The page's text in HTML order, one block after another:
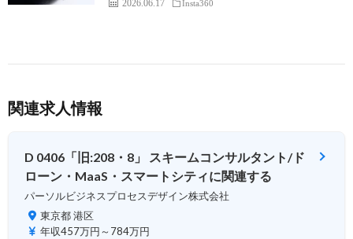
2026.06.17 Insta360
関連求人情報
D 0406「旧:208・8」 スキームコンサルタント/ド
ローン・MaaS・スマートシティに関連する
パーソルビジネスプロセスデザイン株式会社
東京都 港区
年収457万円～784万円